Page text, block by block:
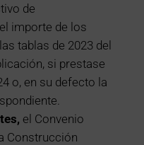
de
importe de los
tablas de 2023 del
si prestase
o, en su defecto la
el Convenio
Construcción